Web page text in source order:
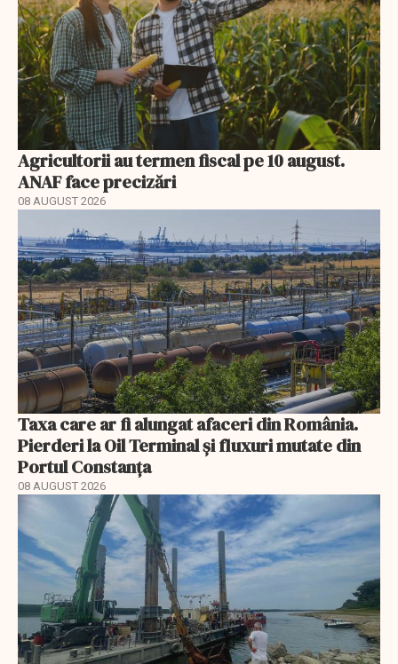
Agricultorii au termen fiscal pe 10 august.
ANAF face precizări
08 AUGUST 2026
Taxa care ar fi alungat afaceri din România.
Pierderi la Oil Terminal și fluxuri mutate din
Portul Constanța
08 AUGUST 2026